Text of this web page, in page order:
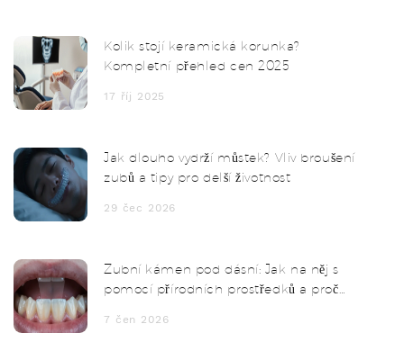
Kolik stojí keramická korunka?
Kompletní přehled cen 2025
17 říj 2025
Jak dlouho vydrží můstek? Vliv broušení
zubů a tipy pro delší životnost
29 čec 2026
Zubní kámen pod dásní: Jak na něj s
pomocí přírodních prostředků a proč
7 čen 2026